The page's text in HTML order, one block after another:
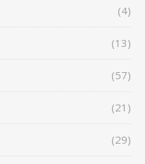
(4)
(13)
(57)
(21)
(29)